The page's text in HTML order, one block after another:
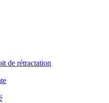
de rétractation